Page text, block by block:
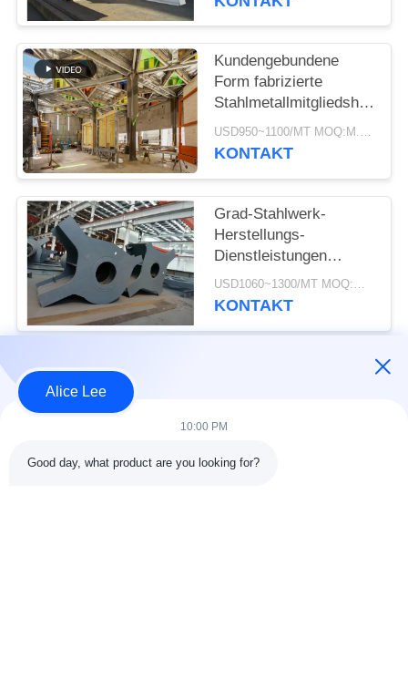
Kundengebundene
Form fabrizierte
Versorgungs-Service
vor
USD950~1100/MT MOQ:M.Ü. 50
KONTAKT
Grad-Stahlwerk-
Herstellungs-
Dienstleistungen
Q355B Q235B
schweißten gut
USD1060~1300/MT MOQ:M.Ü. 50
KONTAKT
Beliebte Kategorien
Stahlkonstruktionsbau
Werkstatt
Alice Lee
10:00 PM
Good day, what product are you looking for?